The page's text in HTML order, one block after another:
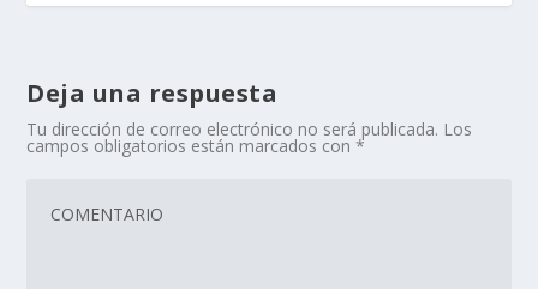
Deja una respuesta
Tu dirección de correo electrónico no será publicada. Los
campos obligatorios están marcados con*